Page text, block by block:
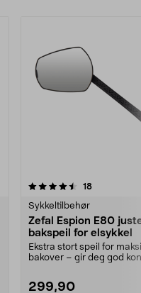
18anmeldelser
Sykkeltilbehør
Zefal Espion E80
bakspeil for elsykkel
Ekstra stort speil for
bakover – gir deg god
299,90
4.0 av 5 stjerner